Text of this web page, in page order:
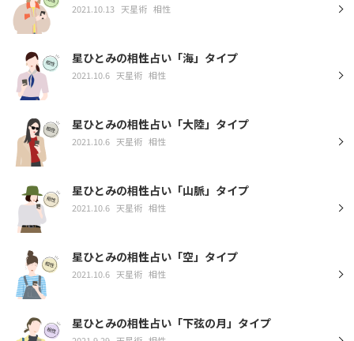
2021.10.13 天星術 相性
星ひとみの相性占い「海」タイプ
2021.10.6 天星術 相性
星ひとみの相性占い「大陸」タイプ
2021.10.6 天星術 相性
星ひとみの相性占い「山脈」タイプ
2021.10.6 天星術 相性
星ひとみの相性占い「空」タイプ
2021.10.6 天星術 相性
星ひとみの相性占い「下弦の月」タイプ